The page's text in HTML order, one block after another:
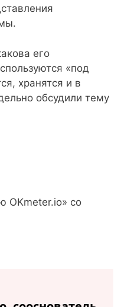
его
«под
хранятся и в
обсудили тему
OKmeter.io» со